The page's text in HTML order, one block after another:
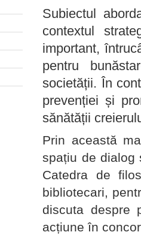
Subiectul
contextul
important,
pentru
societății. În
prevenției și
sănătății
Prin această
spațiu de dialog
Catedra de
bibliotecari,
discuta despre
acțiune în